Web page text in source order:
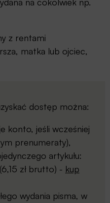
z rentami
matka lub ojciec,
dostęp można:
konto, jeśli wcześniej
prenumeraty),
artykułu:
zł brutto) - kup
wydania pisma, w